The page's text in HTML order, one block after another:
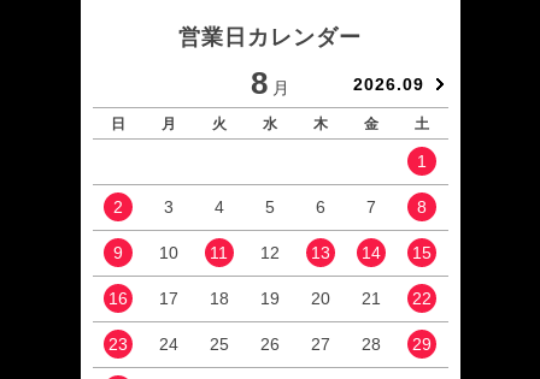
営業日カレンダー
8 月 2026.09
日 月 火 水 木 金 土
1
2 3 4 5 6 7 8
9 10 11 12 13 14 15
16 17 18 19 20 21 22
23 24 25 26 27 28 29